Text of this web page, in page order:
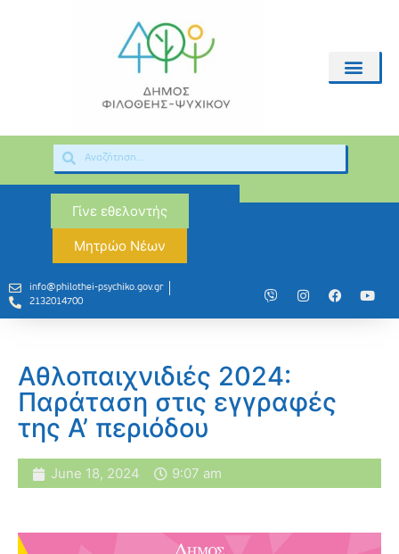
Γίνε εθελοντής
Μητρώο Νέων
info@philothei-psychiko.gov.gr
2132014700
Αθλοπαιχνιδιές 2024:
Παράταση στις εγγραφές
της Α’ περιόδου
June 18, 2024 9:07 am